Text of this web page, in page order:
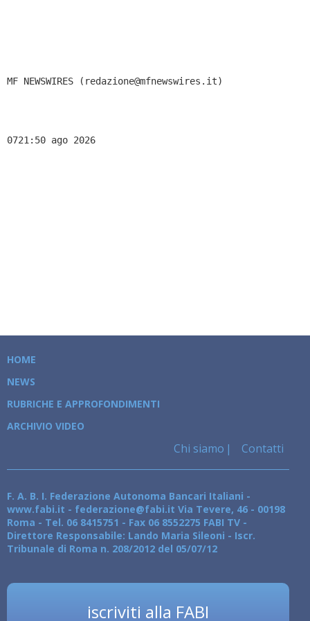
MF NEWSWIRES (redazione@mfnewswires.it)
0721:50 ago 2026
HOME
NEWS
RUBRICHE E APPROFONDIMENTI
ARCHIVIO VIDEO
Chi siamo Contatti
F. A. B. I. Federazione Autonoma Bancari Italiani -
www.fabi.it - federazione@fabi.it Via Tevere, 46 - 00198
Roma - Tel. 06 8415751 - Fax 06 8552275 FABI TV -
Direttore Responsabile: Lando Maria Sileoni - Iscr.
Tribunale di Roma n. 208/2012 del 05/07/12
iscriviti alla FABI